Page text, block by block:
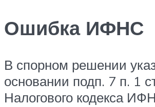
Ошибка ИФНС
В спорном решении
основании подп. 7 п. 1
Налогового кодекса